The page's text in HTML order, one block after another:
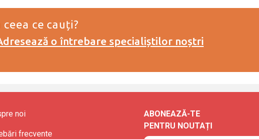
ce cauți?
o întrebare specialiștilor noștri
noi
frecvente
ABONEAZĂ-TE
PENTRU NOUTAȚI